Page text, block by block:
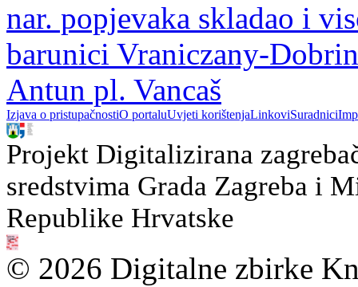
nar. popjevaka skladao i
barunici Vraniczany-
Antun pl. Vancaš
Izjava o pristupačnostiO portaluUvjeti korištenjaLinkoviSuradnici
Projekt Digitalizirana
sredstvima Grada Zagreba i
Republike Hrvatske
© 2026 Digitalne zbirke